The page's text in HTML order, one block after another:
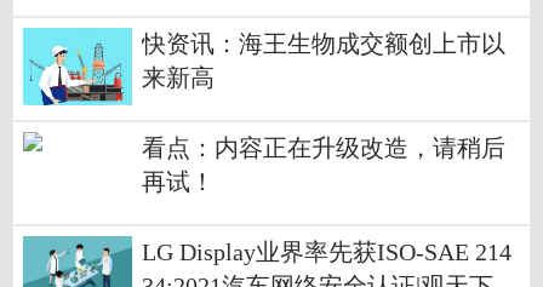
快资讯：海王生物成交额创上市以
来新高
看点：内容正在升级改造，请稍后
再试！
LG Display业界率先获ISO-SAE 214